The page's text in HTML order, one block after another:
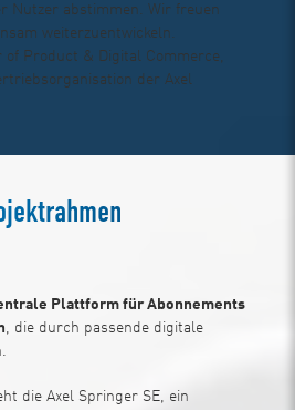
Nutzer abstimmen. Wir freuen
weiterzuentwickeln.
of Product & Digital Commerce,
der Axel
Plattform für Abonnements
, die durch passende digitale
die Axel Springer SE, ein